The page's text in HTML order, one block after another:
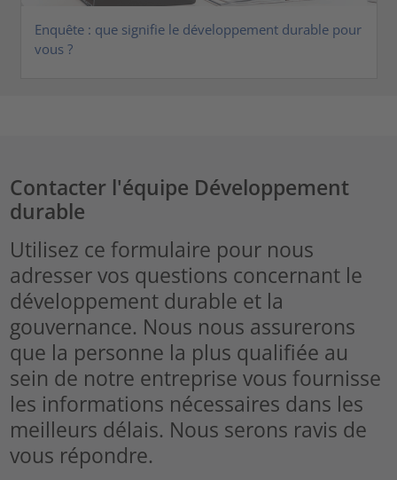
Enquête : que signifie le développement durable pour
vous ?
Contacter l'équipe Développement
durable
Utilisez ce formulaire pour nous
adresser vos questions concernant le
développement durable et la
gouvernance. Nous nous assurerons
que la personne la plus qualifiée au
sein de notre entreprise vous fournisse
les informations nécessaires dans les
meilleurs délais. Nous serons ravis de
vous répondre.